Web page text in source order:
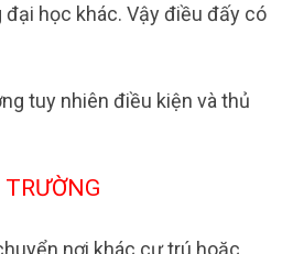
học khác. Vậy điều đấy có
tuy nhiên điều kiện và thủ
nơi khác cư trú hoặc